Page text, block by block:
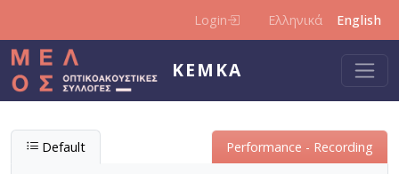
Login Ελληνικά English
KEMKA
Default Performance - Recording